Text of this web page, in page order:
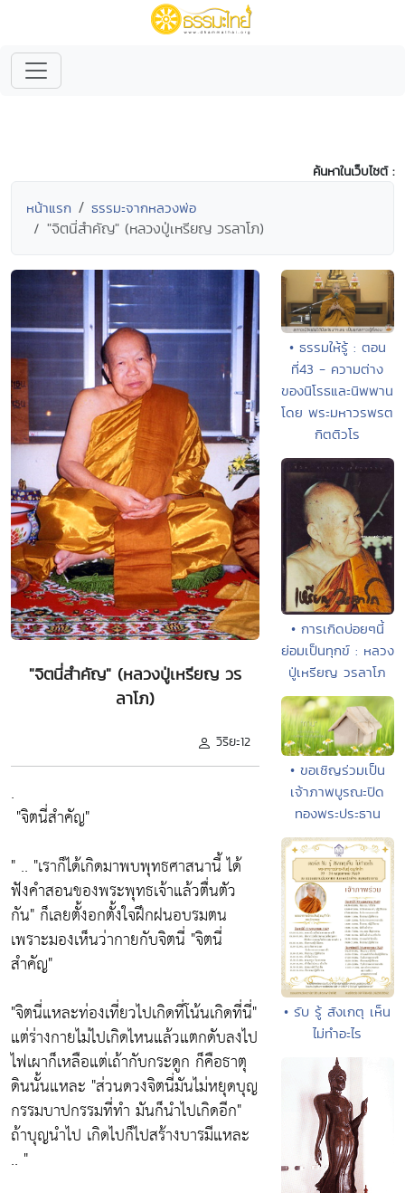
ค้นหาในเว็บไซต์ :
หน้าแรก ธรรมะจากหลวงพ่อ
"จิตนี่สำคัญ" (หลวงปู่เหรียญ วรลาโภ)
"จิตนี่สำคัญ" (หลวงปู่เหรียญ วร
ลาโภ)
วิริยะ12
.
"จิตนี่สำคัญ"
" .. "เราก็ได้เกิดมาพบพุทธศาสนานี้ ได้
ฟังคำสอนของพระพุทธเจ้าแล้วตื่นตัว
กัน" ก็เลยตั้งอกตั้งใจฝึกฝนอบรมตน
เพราะมองเห็นว่ากายกับจิตนี่ "จิตนี่
สำคัญ"
"จิตนี่แหละท่องเที่ยวไปเกิดที่โน้นเกิดที่นี่"
แต่ร่างกายไม่ไปเกิดไหนแล้วแตกดับลงไป
ไฟเผาก็เหลือแต่เถ้ากับกระดูก ก็คือธาตุ
ดินนั้นแหละ "ส่วนดวงจิตนี่มันไม่หยุดบุญ
กรรมบาปกรรมที่ทำ มันก็นำไปเกิดอีก"
ถ้าบุญนำไป เกิดไปก็ไปสร้างบารมีแหละ
.. "
• ธรรมให้รู้ : ตอน
ที่43 - ความต่าง
ของนิโรธและนิพพาน
โดย พระมหาวรพรต
กิตติวโร
• การเกิดบ่อยๆนี้
ย่อมเป็นทุกข์ : หลวง
ปู่เหรียญ วรลาโภ
• ขอเชิญร่วมเป็น
เจ้าภาพบูรณะปิด
ทองพระประธาน
• รับ รู้ สังเกตุ เห็น
ไม่ทำอะไร